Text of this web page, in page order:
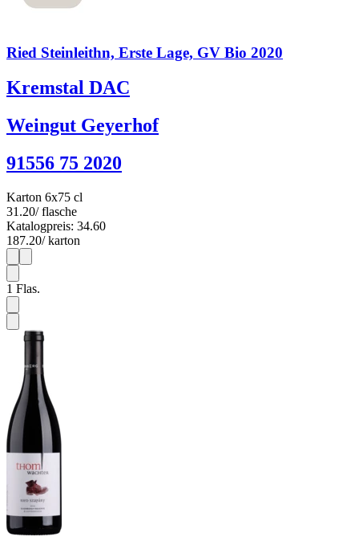
Ried Steinleithn, Erste Lage, GV Bio 2020
Kremstal DAC
Weingut Geyerhof
91556 75 2020
Karton 6x75 cl
31.20/ flasche
Katalogpreis: 34.60
187.20/ karton
1
1 Flas.